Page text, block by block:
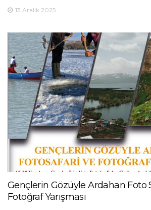
13 Aralık 2025
Gençlerin Gözüyle Ardahan Foto
Fotoğraf Yarışması